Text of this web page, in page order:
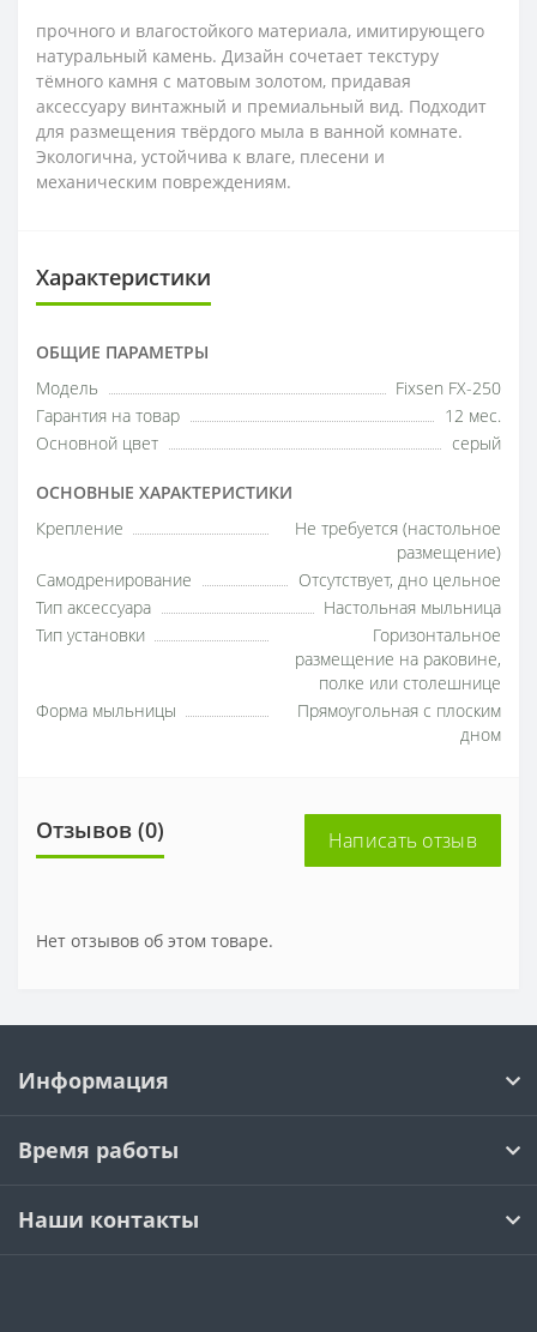
прочного и влагостойкого материала, имитирующего
натуральный камень. Дизайн сочетает текстуру
тёмного камня с матовым золотом, придавая
аксессуару винтажный и премиальный вид. Подходит
для размещения твёрдого мыла в ванной комнате.
Экологична, устойчива к влаге, плесени и
механическим повреждениям.
Характеристики
ОБЩИЕ ПАРАМЕТРЫ
Модель
Fixsen FX-250
Гарантия на товар
12 мес.
Основной цвет
серый
ОСНОВНЫЕ ХАРАКТЕРИСТИКИ
Крепление
Не требуется (настольное
размещение)
Самодренирование
Отсутствует, дно цельное
Тип аксессуара
Настольная мыльница
Тип установки
Горизонтальное
размещение на раковине,
полке или столешнице
Форма мыльницы
Прямоугольная с плоским
дном
Отзывов (0) Написать отзыв
Нет отзывов об этом товаре.
Информация
Время работы
Наши контакты